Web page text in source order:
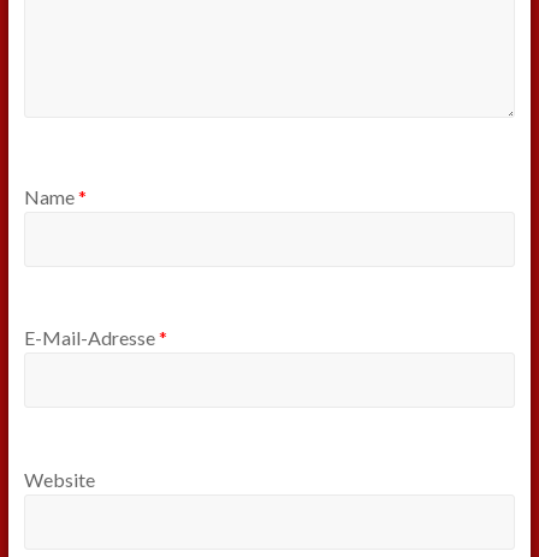
Name*
E-Mail-Adresse*
Website